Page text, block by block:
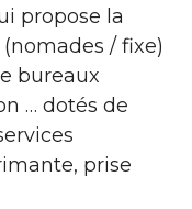
propose la
/ fixe)
bureaux
… dotés de
prise